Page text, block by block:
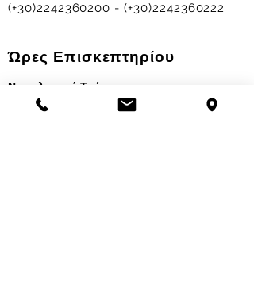
(+30)2242360200 - (+30)2242360222
Ώρες Επισκεπτηρίου
Νοσηλευτικά Τμήματα
Χειμερινό ωράριο: 11.00-13.00
17.30-19.30